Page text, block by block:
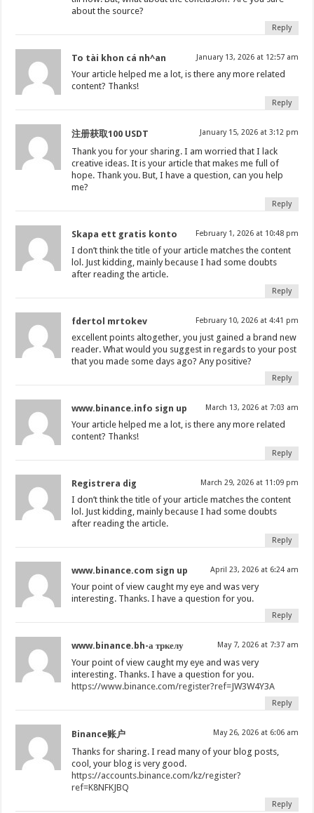
about the source?
Reply
To tài khon cá nh^an January 13, 2026 at 12:57 am
Your article helped me a lot, is there any more related
content? Thanks!
Reply
注册获取100 USDT January 15, 2026 at 3:12 pm
Thank you for your sharing. I am worried that I lack
creative ideas. It is your article that makes me full of
hope. Thank you. But, I have a question, can you help
me?
Reply
Skapa ett gratis konto February 1, 2026 at 10:48 pm
I don’t think the title of your article matches the content
lol. Just kidding, mainly because I had some doubts
after reading the article.
Reply
fdertol mrtokev February 10, 2026 at 4:41 pm
excellent points altogether, you just gained a brand new
reader. What would you suggest in regards to your post
that you made some days ago? Any positive?
Reply
www.binance.info sign up March 13, 2026 at 7:03 am
Your article helped me a lot, is there any more related
content? Thanks!
Reply
Registrera dig March 29, 2026 at 11:09 pm
I don’t think the title of your article matches the content
lol. Just kidding, mainly because I had some doubts
after reading the article.
Reply
www.binance.com sign up April 23, 2026 at 6:24 am
Your point of view caught my eye and was very
interesting. Thanks. I have a question for you.
Reply
www.binance.bh-а тркелу May 7, 2026 at 7:37 am
Your point of view caught my eye and was very
interesting. Thanks. I have a question for you.
https://www.binance.com/register?ref=JW3W4Y3A
Reply
Binance账户 May 26, 2026 at 6:06 am
Thanks for sharing. I read many of your blog posts,
cool, your blog is very good.
https://accounts.binance.com/kz/register?
ref=K8NFKJBQ
Reply